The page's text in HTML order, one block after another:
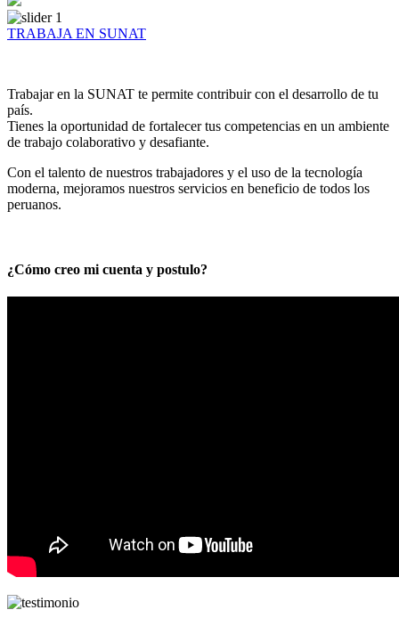
TRABAJA EN SUNAT
Trabajar en la SUNAT te permite contribuir con el desarrollo de tu
país.
Tienes la oportunidad de fortalecer tus competencias en un ambiente
de trabajo colaborativo y desafiante.
Con el talento de nuestros trabajadores y el uso de la tecnología
moderna, mejoramos nuestros servicios en beneficio de todos los
peruanos.
¿Cómo creo mi cuenta y postulo?